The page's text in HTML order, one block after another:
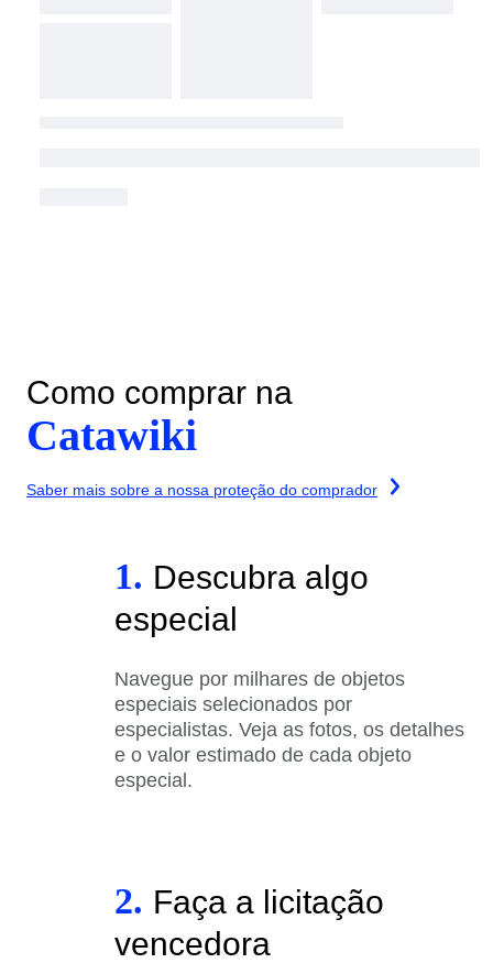
Como comprar na
Catawiki
Saber mais sobre a nossa proteção do comprador
1. Descubra algo
especial
Navegue por milhares de objetos
especiais selecionados por
especialistas. Veja as fotos, os detalhes
e o valor estimado de cada objeto
especial.
2. Faça a licitação
vencedora